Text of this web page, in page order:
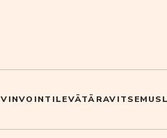
LEVÄTÄRAVITSEMUS